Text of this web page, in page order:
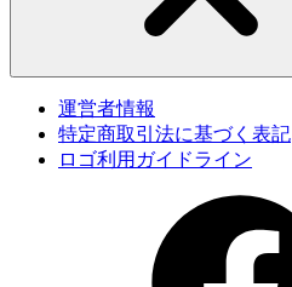
運営者情報
特定商取引法に基づく表記
ロゴ利用ガイドライン